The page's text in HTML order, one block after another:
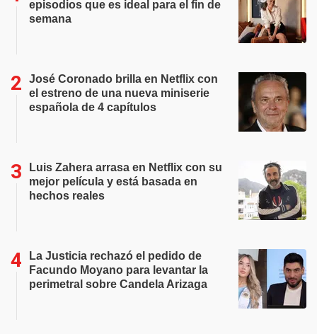
episodios que es ideal para el fin de
semana
José Coronado brilla en Netflix con
el estreno de una nueva miniserie
española de 4 capítulos
Luis Zahera arrasa en Netflix con su
mejor película y está basada en
hechos reales
La Justicia rechazó el pedido de
Facundo Moyano para levantar la
perimetral sobre Candela Arizaga